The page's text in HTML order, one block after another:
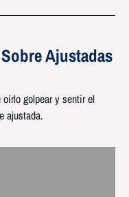
Ajustadas
golpear y sentir el
ajustada.